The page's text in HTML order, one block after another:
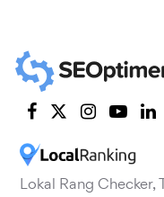
Lokal Rang Checker,